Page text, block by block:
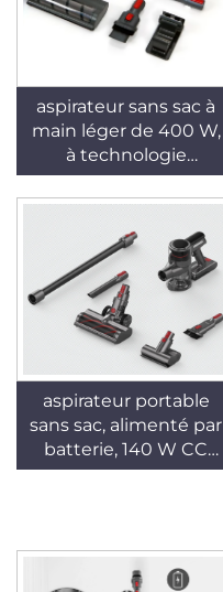
aspirateur sans sac à
main léger de 400 W,
à technologie
cyclonique sèche,
sans fil et portable, en
forme de balai, adapté
au nettoyage des
tapis et des poils
d’animaux dans les
hôtels et les foyers
aspirateur portable
sans sac, alimenté par
batterie, 140 W CC
22,2 V, avec fonction
domestique